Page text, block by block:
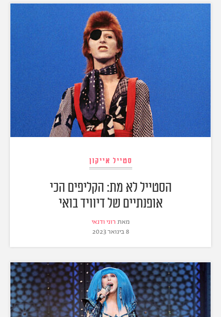
סטייל אייקון
הסטייל לא מת: הקליפים הכי
אופנתיים של דיוויד בואי
מאת רוני ודנאי
8 בינואר 2023